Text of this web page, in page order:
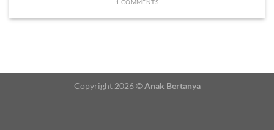
1 COMMENTS
Copyright 2026 ©Anak Bertanya